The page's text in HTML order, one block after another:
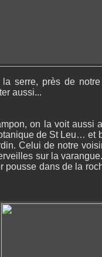
serre, près de
aussi...
on la voit aussi
de St Leu… et
Celui de notre
sur la
pousse dans de la